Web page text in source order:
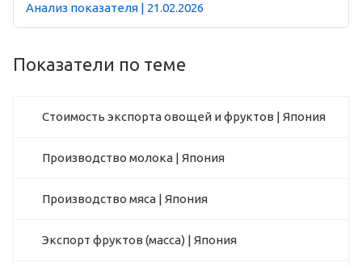
Анализ показателя | 21.02.2026
Показатели по теме
Стоимость экспорта овощей и фруктов | Япония
Производство молока | Япония
Производство мяса | Япония
Экспорт фруктов (масса) | Япония